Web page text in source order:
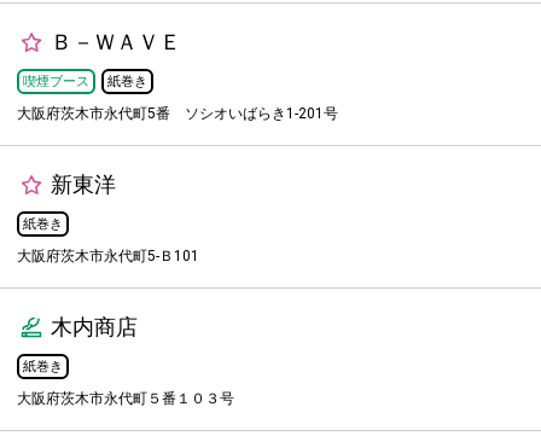
Ｂ－ＷＡＶＥ
喫煙ブース 紙巻き
大阪府茨木市永代町5番 ソシオいばらき1-201号
新東洋
紙巻き
大阪府茨木市永代町5-Ｂ101
木内商店
紙巻き
大阪府茨木市永代町５番１０３号